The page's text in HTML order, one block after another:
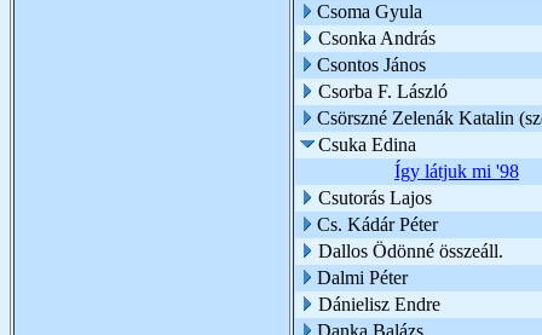
Csoma Gyula
Csonka András
Csontos János
Csorba F. László
Csörszné Zelenák Katalin
Csuka Edina
Így látjuk mi '98
Csutorás Lajos
Cs. Kádár Péter
Dallos Ödönné összeáll.
Dalmi Péter
Dánielisz Endre
Danka Balázs